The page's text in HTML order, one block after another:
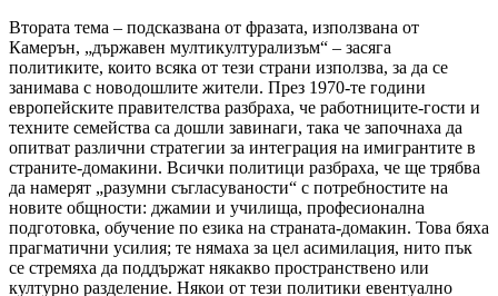
Втората тема – подсказвана от фразата, използвана от
Камерън, „държавен мултикултурализъм“ – засяга
политиките, които всяка от тези страни използва, за да се
занимава с новодошлите жители. През 1970-те години
европейските правителства разбраха, че работниците-гости и
техните семейства са дошли завинаги, така че започнаха да
опитват различни стратегии за интеграция на имигрантите в
страните-домакини. Всички политици разбраха, че ще трябва
да намерят „разумни съгласуваности“ с потребностите на
новите общности: джамии и училища, професионална
подготовка, обучение по езика на страната-домакин. Това бяха
прагматични усилия; те нямаха за цел асимилация, нито пък
се стремяха да поддържат някакво пространствено или
културно разделение. Някои от тези политики евентуално